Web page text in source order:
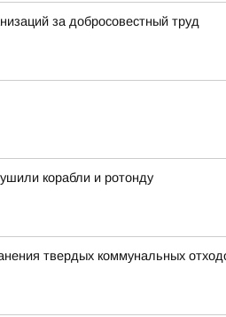
за добросовестный труд
корабли и ротонду
твердых коммунальных